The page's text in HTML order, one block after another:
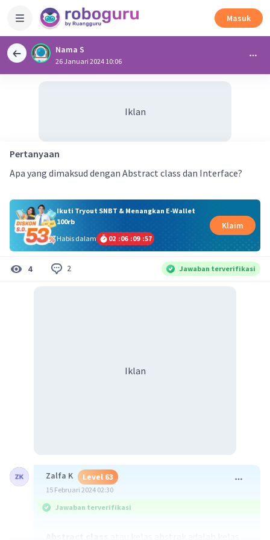
Masuk
Nama S
26 Januari 2024 10:06
Iklan
Pertanyaan
Apa yang dimaksud dengan Abstract class dan Interface?
Ikuti Tryout SNBT & Menangkan E-Wallet
100rb
Habis dalam
02 :06 :09 :56
Klaim
4 2 Jawaban terverifikasi
Iklan
Zalfa K Level 63
15 Februari 2024 02:30
Jawaban terverifikasi